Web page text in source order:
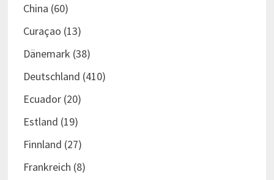
China (60)
Curaçao (13)
Dänemark (38)
Deutschland (410)
Ecuador(20)
Estland (19)
Finnland (27)
Frankreich (8)